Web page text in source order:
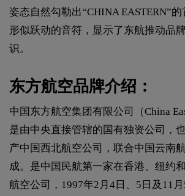
姿态自然勾勒出“CHINA EASTERN”的
形似跃动的音符，显示了东航推动品
识。
东方航空品牌介绍：
中国东方航空集团有限公司（China
是由中央直接管辖的国有独资公司，
产中国西北航空公司，联合中国云南
成。是中国民航第一家在香港、纽约
航空公司，1997年2月4日、5日及11